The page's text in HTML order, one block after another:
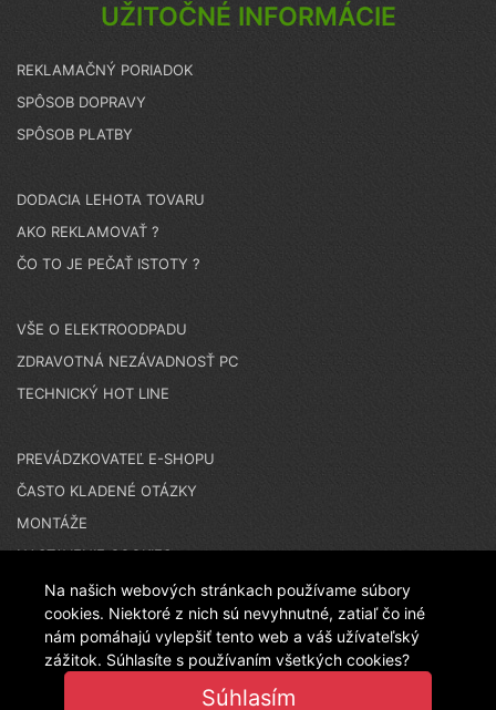
Na našich webových stránkach používame súbory
cookies. Niektoré z nich sú nevyhnutné, zatiaľ čo iné
nám pomáhajú vylepšiť tento web a váš užívateľský
zážitok. Súhlasíte s používaním všetkých cookies?
Súhlasím
UŽITOČNÉ INFORMÁCIE
REKLAMAČNÝ PORIADOK
SPÔSOB DOPRAVY
SPÔSOB PLATBY
DODACIA LEHOTA TOVARU
AKO REKLAMOVAŤ ?
ČO TO JE PEČAŤ ISTOTY ?
VŠE O ELEKTROODPADU
ZDRAVOTNÁ NEZÁVADNOSŤ PC
TECHNICKÝ HOT LINE
PREVÁDZKOVATEĽ E-SHOPU
ČASTO KLADENÉ OTÁZKY
MONTÁŽE
NASTAVENIE COOKIES
N A K U P U J E T E N A Č E S K O M E S H O P E - T E N